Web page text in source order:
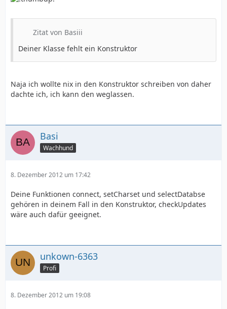
Zitat von Basiii
Deiner Klasse fehlt ein Konstruktor
Naja ich wollte nix in den Konstruktor schreiben von daher
dachte ich, ich kann den weglassen.
Basi
Wachhund
8. Dezember 2012 um 17:42
Deine Funktionen connect, setCharset und selectDatabse
gehören in deinem Fall in den Konstruktor, checkUpdates
wäre auch dafür geeignet.
unkown-6363
Profi
8. Dezember 2012 um 19:08